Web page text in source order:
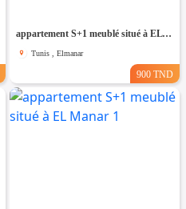
appartement S+1 meublé situé à EL Manar 1
Tunis , Elmanar
900 TND